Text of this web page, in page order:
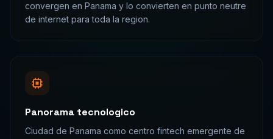
convergen en Panama y lo convierten en punto neutre
de internet para toda la region.
Panorama tecnologico
Ciudad de Panama como centro fintech emergente de